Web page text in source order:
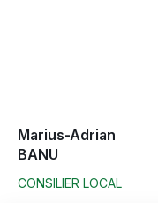
Marius-Adrian
BANU
CONSILIER LOCAL